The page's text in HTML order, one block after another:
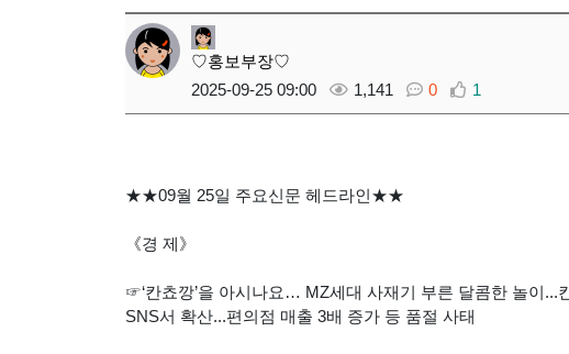
♡홍보부장♡
2025-09-25 09:00
1,141 0 1
★★09월 25일 주요신문 헤드라인★★
《경 제》
☞‘칸쵸깡’을 아시나요… MZ세대 사재기 부른 달콤한 놀이...
SNS서 확산...편의점 매출 3배 증가 등 품절 사태